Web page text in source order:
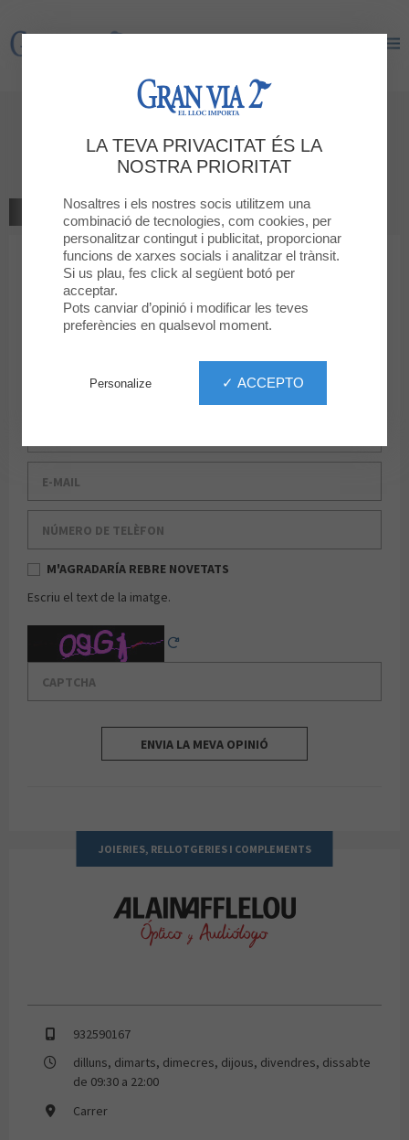
Gran Via 2
Dóna la teva opinió
Alain Afflelou
TORNAR A LA BOTIGA
La teva classificació 5
4
3
2
Missatge
M'AGRADARÍA REBRE NOVETATS
Escriu el text de la imatge.
Captcha
ENVIA LA MEVA OPINIÓ
JOIERIES, RELLOTGERIES I COMPLEMENTS
Alain Afflelou
932590167
dilluns, dimarts, dimecres, dijous, divendres, dissabte
de 09:30 a 22:00
Carrer
LA TEVA PRIVACITAT ÉS LA
NOSTRA PRIORITAT
Nosaltres i els nostres socis utilitzem una
combinació de tecnologies, com cookies, per
personalitzar contingut i publicitat, proporcionar
funcions de xarxes socials i analitzar el trànsit.
Si us plau, fes click al següent botó per
acceptar.
Pots canviar d’opinió i modificar les teves
preferències en qualsevol moment.
✓ ACCEPTO
Personalize